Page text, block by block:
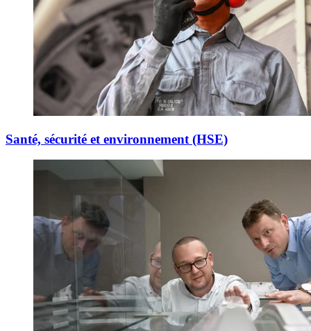
Santé, sécurité et environnement (HSE)